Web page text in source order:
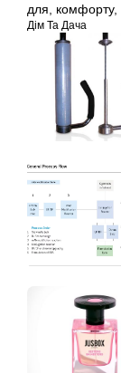
для
комфорту,
Дім Та Дача